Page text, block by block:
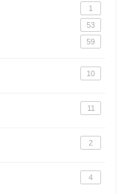
1
53
59
10
11
2
4